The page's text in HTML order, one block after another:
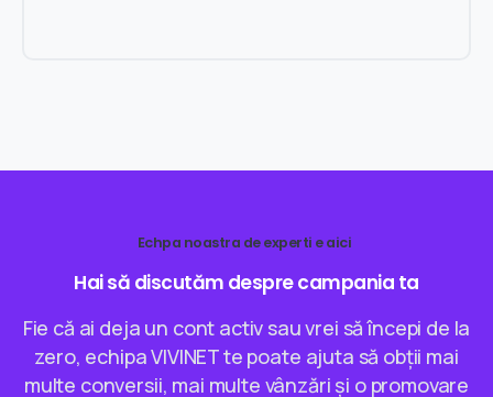
Echpa noastra de experti e aici
Haisă discutăm desprecampania ta
Fie că ai deja un cont activ sau vrei să începi de la
zero, echipa VIVINET te poate ajuta să obții mai
multe conversii, mai multe vânzări și o promovare